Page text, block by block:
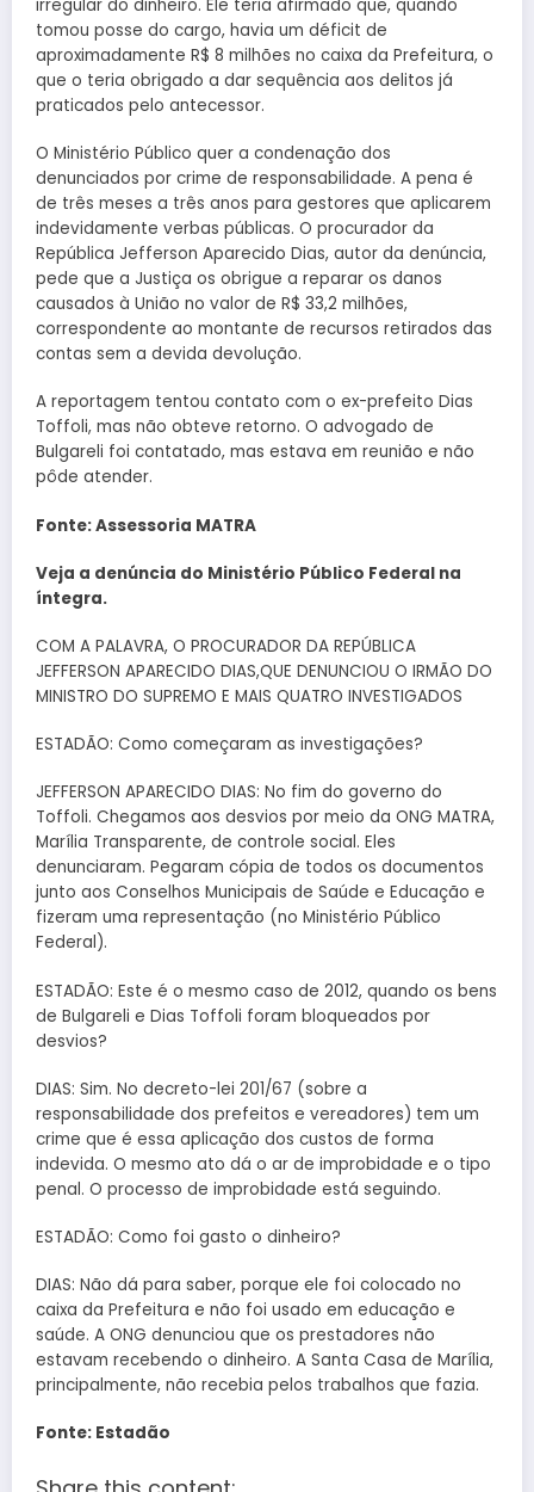
irregular do dinheiro. Ele teria afirmado que, quando
tomou posse do cargo, havia um déficit de
aproximadamente R$ 8 milhões no caixa da Prefeitura, o
que o teria obrigado a dar sequência aos delitos já
praticados pelo antecessor.
O Ministério Público quer a condenação dos
denunciados por crime de responsabilidade. A pena é
de três meses a três anos para gestores que aplicarem
indevidamente verbas públicas. O procurador da
República Jefferson Aparecido Dias, autor da denúncia,
pede que a Justiça os obrigue a reparar os danos
causados à União no valor de R$ 33,2 milhões,
correspondente ao montante de recursos retirados das
contas sem a devida devolução.
A reportagem tentou contato com o ex-prefeito Dias
Toffoli, mas não obteve retorno. O advogado de
Bulgareli foi contatado, mas estava em reunião e não
pôde atender.
Fonte: Assessoria MATRA
Veja a denúncia do Ministério Público Federal na
íntegra.
COM A PALAVRA, O PROCURADOR DA REPÚBLICA
JEFFERSON APARECIDO DIAS,QUE DENUNCIOU O IRMÃO DO
MINISTRO DO SUPREMO E MAIS QUATRO INVESTIGADOS
ESTADÃO: Como começaram as investigações?
JEFFERSON APARECIDO DIAS: No fim do governo do
Toffoli. Chegamos aos desvios por meio da ONG MATRA,
Marília Transparente, de controle social. Eles
denunciaram. Pegaram cópia de todos os documentos
junto aos Conselhos Municipais de Saúde e Educação e
fizeram uma representação (no Ministério Público
Federal).
ESTADÃO: Este é o mesmo caso de 2012, quando os bens
de Bulgareli e Dias Toffoli foram bloqueados por
desvios?
DIAS: Sim. No decreto-lei 201/67 (sobre a
responsabilidade dos prefeitos e vereadores) tem um
crime que é essa aplicação dos custos de forma
indevida. O mesmo ato dá o ar de improbidade e o tipo
penal. O processo de improbidade está seguindo.
ESTADÃO: Como foi gasto o dinheiro?
DIAS: Não dá para saber, porque ele foi colocado no
caixa da Prefeitura e não foi usado em educação e
saúde. A ONG denunciou que os prestadores não
estavam recebendo o dinheiro. A Santa Casa de Marília,
principalmente, não recebia pelos trabalhos que fazia.
Fonte: Estadão